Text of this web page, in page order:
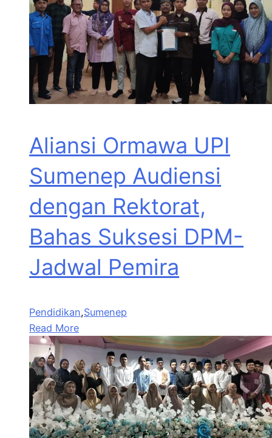
Aliansi Ormawa UPI
Sumenep Audiensi
dengan Rektorat,
Bahas Suksesi DPM-
Jadwal Pemira
Pendidikan,Sumenep
Read More